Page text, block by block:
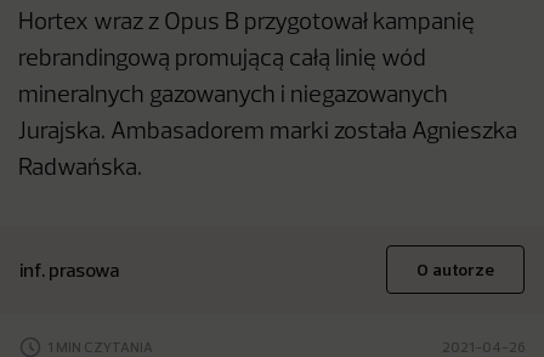
Hortex wraz z Opus B przygotował kampanię
rebrandingową promującą całą linię wód
mineralnych gazowanych i niegazowanych
Jurajska. Ambasadorem marki została Agnieszka
Radwańska.
inf. prasowa O autorze
1 MIN CZYTANIA 2021-04-26